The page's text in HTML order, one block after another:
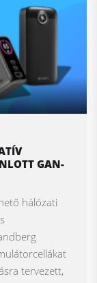
GAN-
hálózati
tervezett,